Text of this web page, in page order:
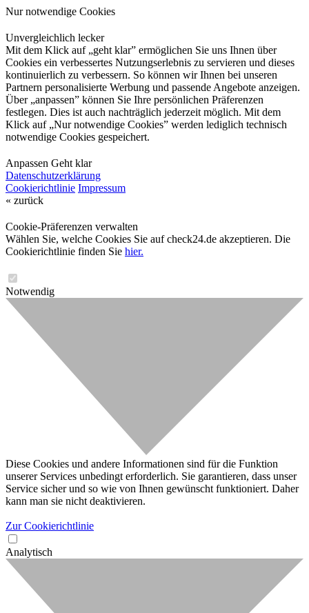
Nur notwendige Cookies
Unvergleichlich lecker
Mit dem Klick auf „geht klar” ermöglichen Sie uns Ihnen über
Cookies ein verbessertes Nutzungserlebnis zu servieren und dieses
kontinuierlich zu verbessern. So können wir Ihnen bei unseren
Partnern personalisierte Werbung und passende Angebote anzeigen.
Über „anpassen” können Sie Ihre persönlichen Präferenzen
festlegen. Dies ist auch nachträglich jederzeit möglich. Mit dem
Klick auf „Nur notwendige Cookies” werden lediglich technisch
notwendige Cookies gespeichert.
Anpassen Geht klar
Datenschutzerklärung
Cookierichtlinie Impressum
« zurück
Cookie-Präferenzen verwalten
Wählen Sie, welche Cookies Sie auf check24.de akzeptieren. Die
Cookierichtlinie finden Sie hier.
Notwendig
Diese Cookies und andere Informationen sind für die Funktion
unserer Services unbedingt erforderlich. Sie garantieren, dass unser
Service sicher und so wie von Ihnen gewünscht funktioniert. Daher
kann man sie nicht deaktivieren.
Zur Cookierichtlinie
Analytisch